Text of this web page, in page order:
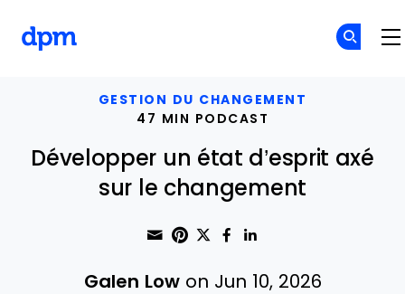
GESTION DU CHANGEMENT
47 MIN PODCAST
Développer un état d’esprit axé
sur le changement
Share through Email
Print this page
Share on Pinterest
Share on Twitter
Share on
Galen Low on Jun 10, 2026